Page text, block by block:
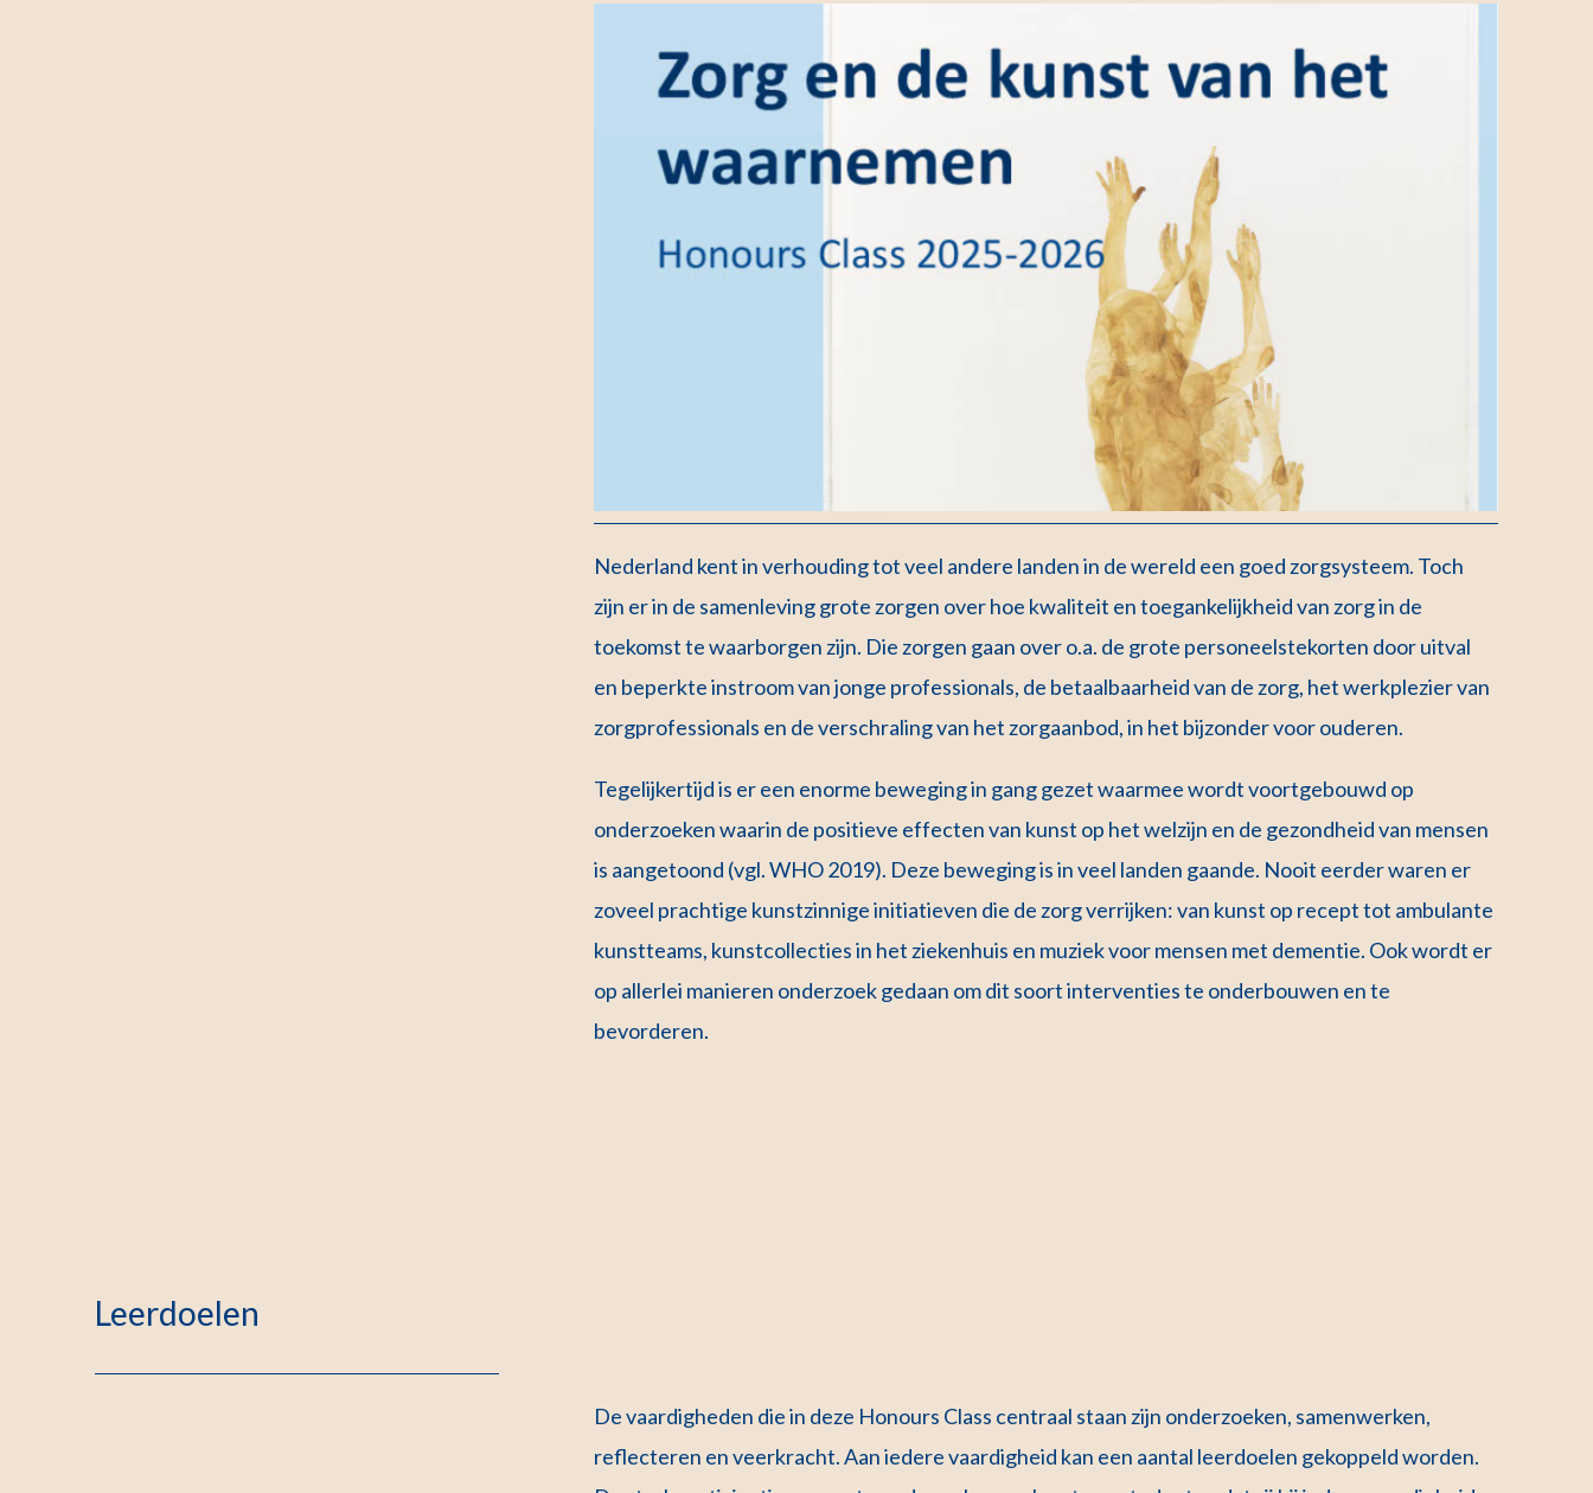
Nederland kent in verhouding tot veel andere landen in de wereld een goed zorgsysteem. Toch
zijn er in de samenleving grote zorgen over hoe kwaliteit en toegankelijkheid van zorg in de
toekomst te waarborgen zijn. Die zorgen gaan over o.a. de grote personeelstekorten door uitval
en beperkte instroom van jonge professionals, de betaalbaarheid van de zorg, het werkplezier van
zorgprofessionals en de verschraling van het zorgaanbod, in het bijzonder voor ouderen.
Tegelijkertijd is er een enorme beweging in gang gezet waarmee wordt voortgebouwd op
onderzoeken waarin de positieve effecten van kunst op het welzijn en de gezondheid van mensen
is aangetoond (vgl. WHO 2019). Deze beweging is in veel landen gaande. Nooit eerder waren er
zoveel prachtige kunstzinnige initiatieven die de zorg verrijken: van kunst op recept tot ambulante
kunstteams, kunstcollecties in het ziekenhuis en muziek voor mensen met dementie. Ook wordt er
op allerlei manieren onderzoek gedaan om dit soort interventies te onderbouwen en te
bevorderen.
Leerdoelen
De vaardigheden die in deze Honours Class centraal staan zijn onderzoeken, samenwerken,
reflecteren en veerkracht. Aan iedere vaardigheid kan een aantal leerdoelen gekoppeld worden.